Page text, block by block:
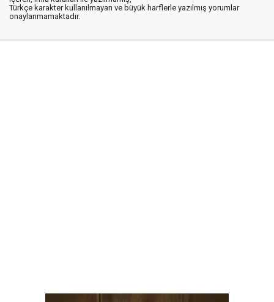
Türkçe karakter kullanılmayan ve büyük harflerle yazılmış yorumlar
onaylanmamaktadır.